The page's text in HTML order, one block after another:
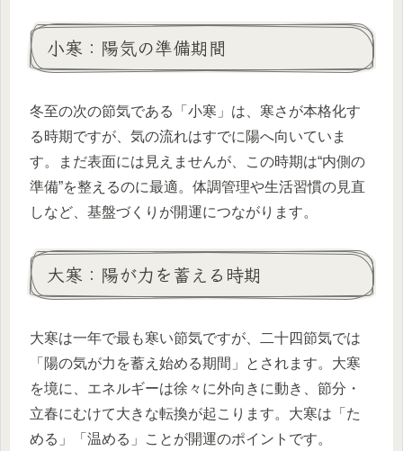
小寒：陽気の準備期間
冬至の次の節気である「小寒」は、寒さが本格化す
る時期ですが、気の流れはすでに陽へ向いていま
す。まだ表面には見えませんが、この時期は“内側の
準備”を整えるのに最適。体調管理や生活習慣の見直
しなど、基盤づくりが開運につながります。
大寒：陽が力を蓄える時期
大寒は一年で最も寒い節気ですが、二十四節気では
「陽の気が力を蓄え始める期間」とされます。大寒
を境に、エネルギーは徐々に外向きに動き、節分・
立春にむけて大きな転換が起こります。大寒は「た
める」「温める」ことが開運のポイントです。